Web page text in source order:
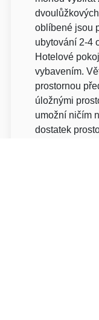
oblíbené jsou
ubytování 2-4
Hotelové
vybavením.
prostornou
úložnými
umožní ničím
dostatek